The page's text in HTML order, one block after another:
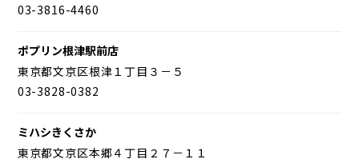
03-3816-4460
ポプリン根津駅前店
東京都文京区根津１丁目３－５
03-3828-0382
ミハシきくさか
東京都文京区本郷４丁目２７－１１